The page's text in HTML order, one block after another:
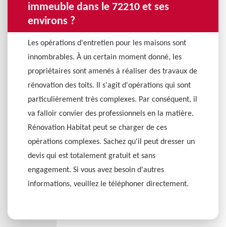
immeuble dans le 72210 et ses
environs ?
Les opérations d'entretien pour les maisons sont
innombrables. À un certain moment donné, les
propriétaires sont amenés à réaliser des travaux de
rénovation des toits. Il s'agit d'opérations qui sont
particulièrement très complexes. Par conséquent, il
va falloir convier des professionnels en la matière.
Rénovation Habitat peut se charger de ces
opérations complexes. Sachez qu'il peut dresser un
devis qui est totalement gratuit et sans
engagement. Si vous avez besoin d'autres
informations, veuillez le téléphoner directement.